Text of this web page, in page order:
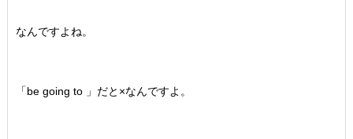
なんですよね。
「be going to 」だと×なんですよ。